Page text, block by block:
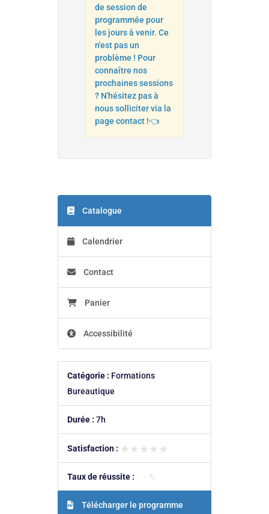
de session de
programmée pour
les jours à venir. Ce
n'est pas un
problème ! Pour
connaître nos
prochaines sessions
? N'hésitez pas à
nous solliciter via la
page contact!👈
Catalogue
Calendrier
Contact
Panier
Accessibilité
Catégorie : Formations
Bureautique
Durée : 7h
Satisfaction : ★★★★★
★★★★★
Taux de réussite : - %
Télécharger le programme